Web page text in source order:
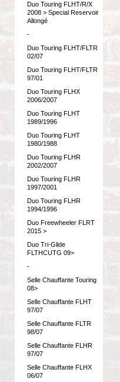
Duo Touring FLHT/R/X
2008 > Special Reservoir
Allongé
-
Duo Touring FLHT/FLTR
02/07
Duo Touring FLHT/FLTR
97/01
Duo Touring FLHX
2006/2007
Duo Touring FLHT
1989/1996
Duo Touring FLHT
1980/1988
Duo Touring FLHR
2002/2007
Duo Touring FLHR
1997/2001
Duo Touring FLHR
1994/1996
Duo Freewheeler FLRT
2015 >
Duo Tri-Glide
FLTHCUTG 09>
-
Selle Chauffante Touring
08>
Selle Chauffante FLHT
97/07
Selle Chauffante FLTR
98/07
Selle Chauffante FLHR
97/07
Selle Chauffante FLHX
06/07